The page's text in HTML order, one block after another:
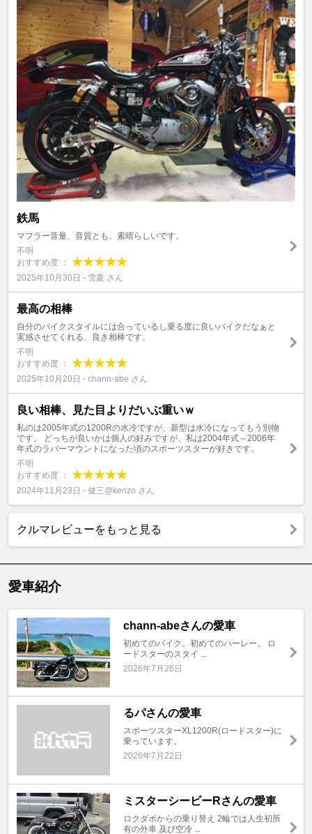
鉄馬
マフラー音量、音質とも、素晴らしいです。
不明
おすすめ度 ：
2025年10月30日 - 雪夏 さん
最高の相棒
自分のバイクスタイルには合っているし乗る度に良いバイクだなぁと
実感させてくれる、良き相棒です。
不明
おすすめ度 ：
2025年10月20日 - chann-abe さん
良い相棒、見た目よりだいぶ重いｗ
私のは2005年式の1200Rの水冷ですが、新型は水冷になってもう別物
です。 どっちが良いかは個人の好みですが、私は2004年式～2006年
年式のラバーマウントになった頃のスポーツスターが好きです。
不明
おすすめ度 ：
2024年11月23日 - 健三@kenzo さん
クルマレビューをもっと見る
愛車紹介
chann-abeさんの愛車
初めてのバイク。初めてのハーレー。 ロ
ードスターのスタイ ...
2026年7月26日
るパさんの愛車
スポーツスターXL1200R(ロードスター)に
乗っています。
2026年7月22日
ミスターシービーRさんの愛車
ロクダボからの乗り替え 2輪では人生初所
有の外車 及び空冷 ...